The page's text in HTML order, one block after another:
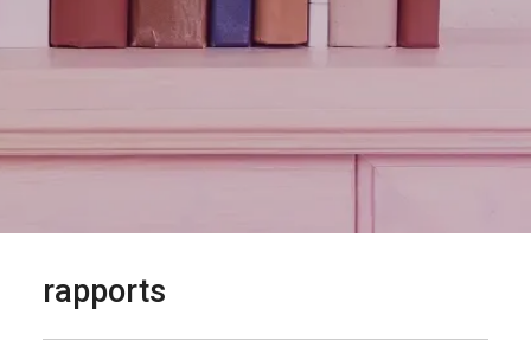
rapports